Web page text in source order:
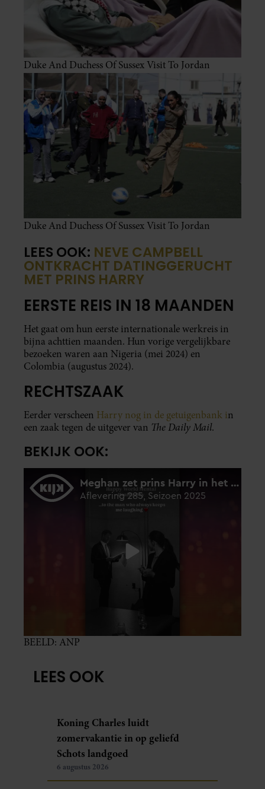
Duke And Duchess Of Sussex Visit To Jordan
Duke And Duchess Of Sussex Visit To Jordan
LEES OOK: NEVE CAMPBELL
ONTKRACHT DATINGGERUCHT
MET PRINS HARRY
EERSTE REIS IN 18 MAANDEN
Het gaat om hun eerste internationale werkreis in
bijna achttien maanden. Hun vorige vergelijkbare
bezoeken waren aan Nigeria (mei 2024) en
Colombia (augustus 2024).
RECHTSZAAK
Eerder verscheen Harry nog in de getuigenbank in
een zaak tegen de uitgever van The Daily Mail.
BEKIJK OOK:
BEELD: ANP
LEES OOK
Koning Charles luidt
zomervakantie in op geliefd
Schots landgoed
6 augustus 2026